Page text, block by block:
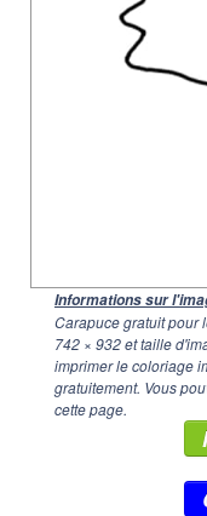
Informations sur
Carapuce gratuit pour
742 × 932et taille
imprimer le coloriage
gratuitement. Vous
cette page.